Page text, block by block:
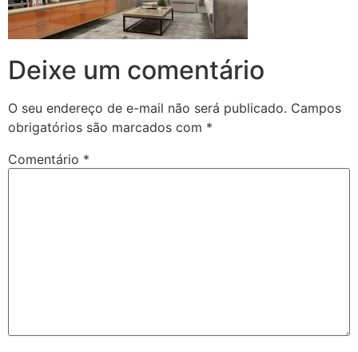
Deixe um comentário
O seu endereço de e-mail não será publicado. Campos
obrigatórios são marcados com *
Comentário *